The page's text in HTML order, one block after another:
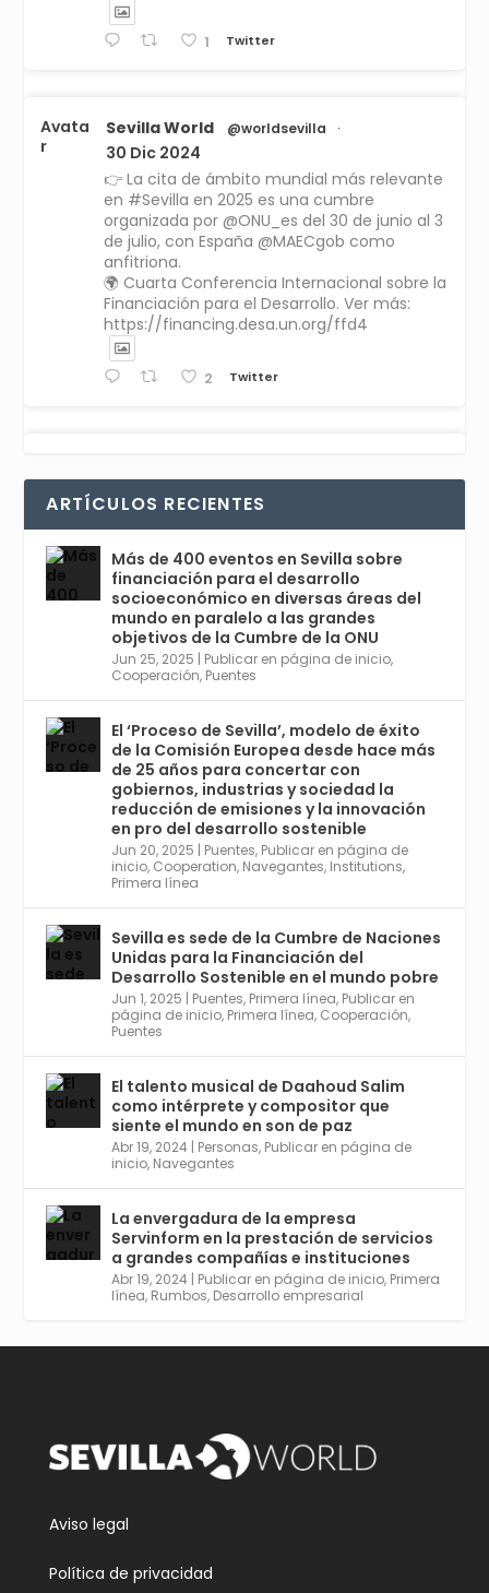
1 Twitter
Avata
r
Sevilla World @worldsevilla ·
30 Dic 2024
👉 La cita de ámbito mundial más relevante
en #Sevilla en 2025 es una cumbre
organizada por @ONU_es del 30 de junio al 3
de julio, con España @MAECgob como
anfitriona.
🌍 Cuarta Conferencia Internacional sobre la
Financiación para el Desarrollo. Ver más:
https://financing.desa.un.org/ffd4
2 Twitter
r
comienza en Sevilla este lunes 2 con la
Conferencia Internacional sobre Catálisis, y
con el Congreso de Parasitología. Del día 3 al
6, Congreso de Metodología de Ciencias
Sociales y la Salud; y los días 5 y 6 Jornadas
de Economía Industrial.
4
1 2 Twitter
Avata
r
Sevilla World @worldsevilla ·
21 May 2024
Conoce a @mvbim, la empresa sevillana
que ha sido pionera en España en el uso de
la tecnología BIM para digitalizar e
industrializar la arquitectura y la
construcción. Ver su dimensión
internacional en el reportaje de
@juanluispavon1 en @elCorreoWeb :
https://tinyurl.com/yfa2h55p
2 6 Twitter
Avata
Sevilla World @worldsevilla ·
30 Abr 2024
Aprovéchalo si vives en Sevilla capital o
provincia. Curso gratuito en Internet de las
Cosas, Inteligencia Artificial y Smart Cities
plazo acaba el 2 de mayo. Dota de gran
empleabilidad. Ver y enlace a inscripción:
https://tinyurl.com/yu5xhwjr
ARTÍCULOS RECIENTES
Más de 400 eventos en Sevilla sobre
financiación para el desarrollo
socioeconómico en diversas áreas del
mundo en paralelo a las grandes
objetivos de la Cumbre de la ONU
Jun 25, 2025 | Publicar en página de inicio,
Cooperación, Puentes
El ‘Proceso de Sevilla’, modelo de éxito
de la Comisión Europea desde hace más
de 25 años para concertar con
gobiernos, industrias y sociedad la
reducción de emisiones y la innovación
en pro del desarrollo sostenible
Jun 20, 2025 | Puentes, Publicar en página de
inicio, Cooperation, Navegantes, Institutions,
Primera línea
Sevilla es sede de la Cumbre de Naciones
Unidas para la Financiación del
Desarrollo Sostenible en el mundo pobre
Jun 1, 2025 | Puentes, Primera línea, Publicar en
página de inicio, Primera línea, Cooperación,
Puentes
El talento musical de Daahoud Salim
como intérprete y compositor que
siente el mundo en son de paz
Abr 19, 2024 | Personas, Publicar en página de
inicio, Navegantes
La envergadura de la empresa
Servinform en la prestación de servicios
a grandes compañías e instituciones
Abr 19, 2024 | Publicar en página de inicio, Primera
línea, Rumbos, Desarrollo empresarial
Aviso legal
Política de privacidad